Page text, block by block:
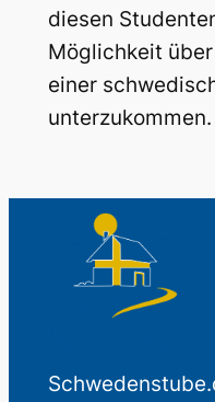
diesen
Möglichkeit
einer
unterzukommen.